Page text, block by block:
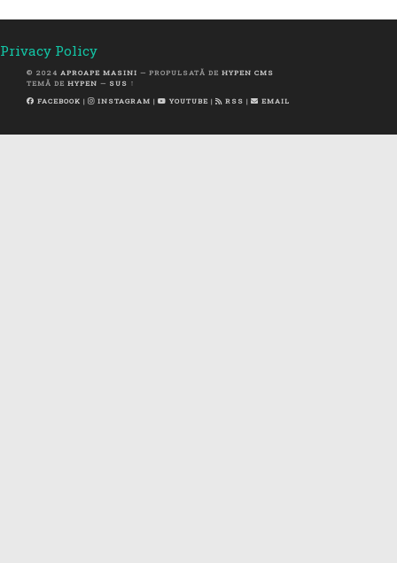
Privacy Policy
© 2024 APROAPE MASINI — PROPULSATĂ DE HYPEN CMS
TEMĂ DE HYPEN — SUS ↑
FACEBOOK | INSTAGRAM | YOUTUBE | RSS | EMAIL